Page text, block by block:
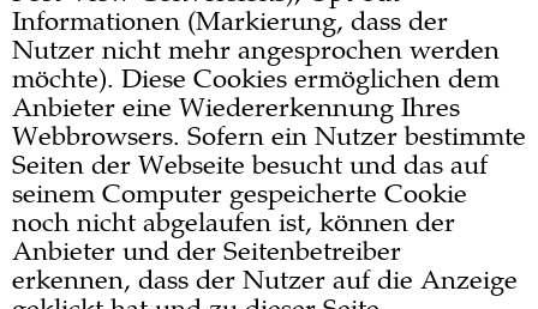
Informationen (Markierung, dass der
Nutzer nicht mehr angesprochen werden
möchte). Diese Cookies ermöglichen dem
Anbieter eine Wiedererkennung Ihres
Webbrowsers. Sofern ein Nutzer bestimmte
Seiten der Webseite besucht und das auf
seinem Computer gespeicherte Cookie
noch nicht abgelaufen ist, können der
Anbieter und der Seitenbetreiber
erkennen, dass der Nutzer auf die Anzeige